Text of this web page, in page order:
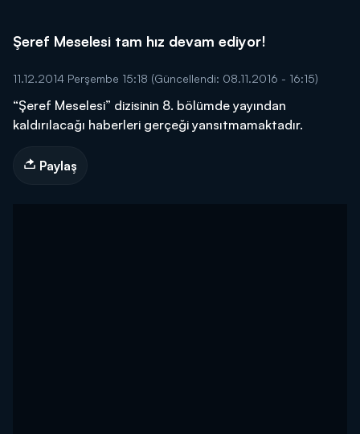
Şeref Meselesi tam hız devam ediyor!
11.12.2014 Perşembe 15:18 (Güncellendi: 08.11.2016 - 16:15)
“Şeref Meselesi” dizisinin 8. bölümde yayından
kaldırılacağı haberleri gerçeği yansıtmamaktadır.
Paylaş